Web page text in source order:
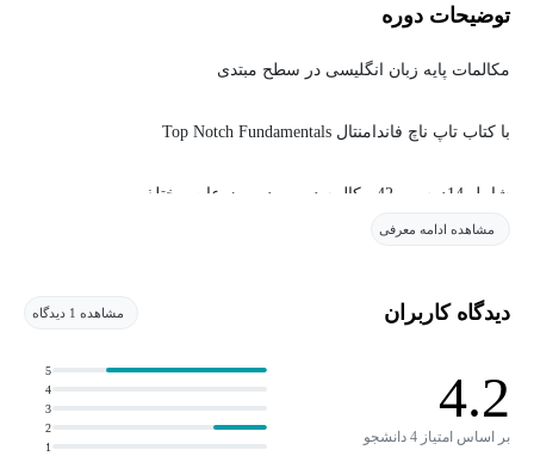
توضیحات دوره
مکالمات پایه زبان انگلیسی در سطح مبتدی
با کتاب تاپ ناچ فاندامنتال Top Notch Fundamentals
شامل 14درس و 42 مکالمه در مورد موضوعات مختلف
مشاهده ادامه معرفی
دیدگاه کاربران مشاهده 1 دیدگاه
4.2
بر اساس امتیاز 4 دانشجو
1
2
3
4
5